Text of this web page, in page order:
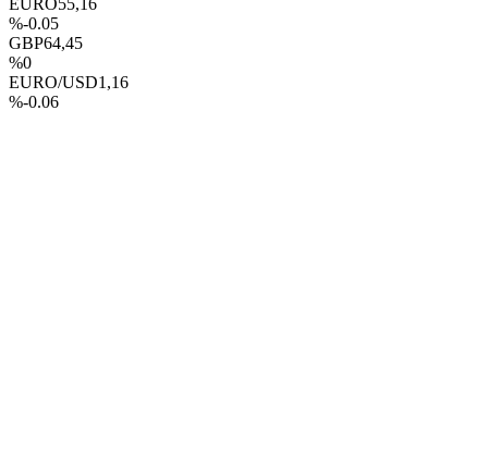
EURO55,16
%-0.05
GBP64,45
%0
EURO/USD1,16
%-0.06